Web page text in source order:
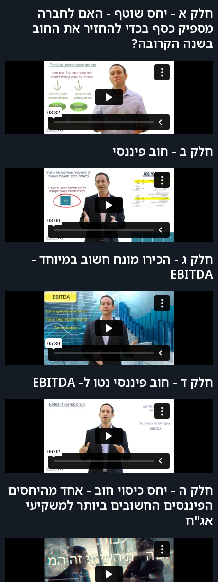
חלק א - יחס שוטף - האם לחברה
מספיק כסף בכדי להחזיר את החוב
בשנה הקרובה?
חלק ב - חוב פיננסי
חלק ג - הכירו מונח חשוב במיוחד -
EBITDA
חלק ד - חוב פיננסי נטו ל- EBITDA
חלק ה - יחס כיסוי חוב - אחד מהיחסים
הפיננסים החשובים ביותר למשקיעי
אג"ח